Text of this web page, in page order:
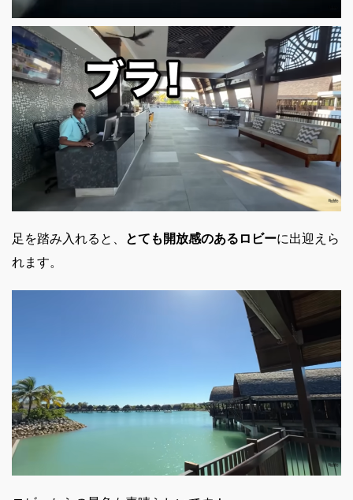
足を踏み入れると、 とても開放感のあるロビーに出迎えら
れます。